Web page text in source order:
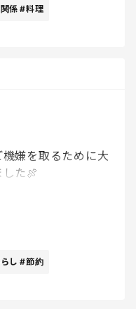
からしょうがない
係 #料理
嫌を取るために大
た🍖
！！笑
し #節約